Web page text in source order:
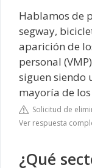
Hablamos de
segway,
aparición de
personal
siguen siendo
mayoría de los
Solicitud de
Ver respuesta
¿Qué